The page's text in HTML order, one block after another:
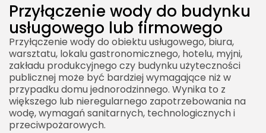
Przyłączenie wody do budynku
usługowego lub firmowego
Przyłączenie wody do obiektu usługowego, biura,
warsztatu, lokalu gastronomicznego, hotelu, myjni,
zakładu produkcyjnego czy budynku użyteczności
publicznej może być bardziej wymagające niż w
przypadku domu jednorodzinnego. Wynika to z
większego lub nieregularnego zapotrzebowania na
wodę, wymagań sanitarnych, technologicznych i
przeciwpożarowych.